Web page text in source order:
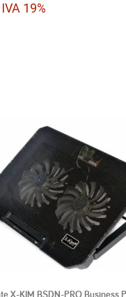
19%
X-KIM BSDN-PRO Business